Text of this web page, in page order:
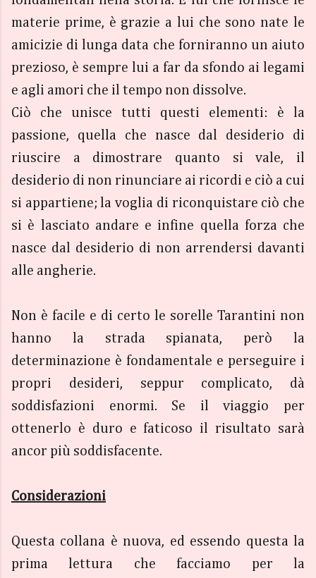
materie prime, è grazie a lui che sono nate le
amicizie di lunga data che forniranno un aiuto
prezioso, è sempre lui a far da sfondo ai legami
e agli amori che il tempo non dissolve.
Ciò che unisce tutti questi elementi: è la
passione, quella che nasce dal desiderio di
riuscire a dimostrare quanto si vale, il
desiderio di non rinunciare ai ricordi e ciò a cui
si appartiene; la voglia di riconquistare ciò che
si è lasciato andare e infine quella forza che
nasce dal desiderio di non arrendersi davanti
alle angherie.
Non è facile e di certo le sorelle Tarantini non
hanno la strada spianata, però la
determinazione è fondamentale e perseguire i
propri desideri, seppur complicato, dà
soddisfazioni enormi. Se il viaggio per
ottenerlo è duro e faticoso il risultato sarà
ancor più soddisfacente.
Considerazioni
Questa collana è nuova, ed essendo questa la
prima lettura che facciamo per la